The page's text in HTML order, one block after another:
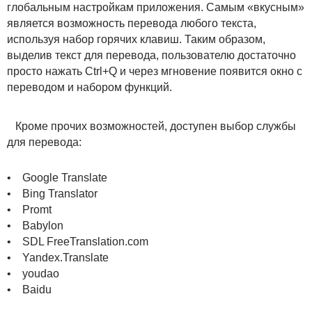
глобальным настройкам приложения. Самым «вкусным»
является возможность перевода любого текста,
используя набор горячих клавиш. Таким образом,
выделив текст для перевода, пользователю достаточно
просто нажать Ctrl+Q и через мгновение появится окно с
переводом и набором функций.
Кроме прочих возможностей, доступен выбор службы
для перевода:
• Google Translate
• Bing Translator
• Promt
• Babylon
• SDL FreeTranslation.com
• Yandex.Translate
• youdao
• Baidu